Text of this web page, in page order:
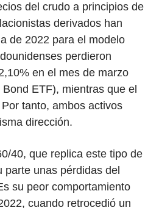
del crudo a principios de
derivados han
de 2022 para el modelo
perdieron
en el mes de marzo
ETF), mientras que el
tanto, ambos activos
dirección.
40, que replica este tipo de
unas pérdidas del
su peor comportamiento
cuando retrocedió un